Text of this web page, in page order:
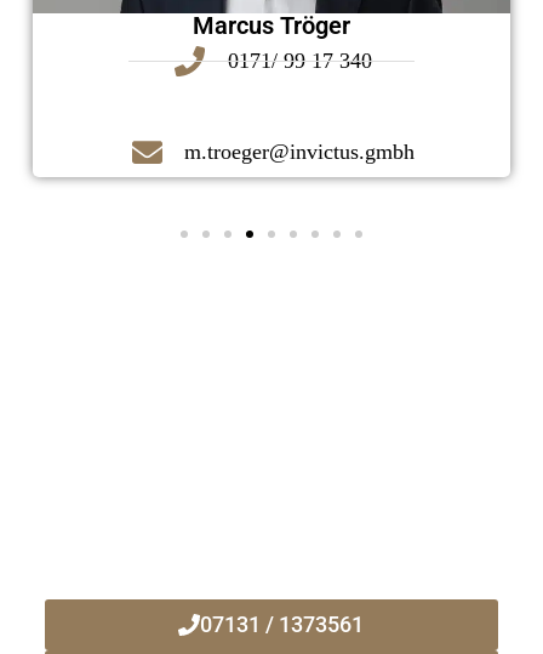
Marcus Tröger
0171/ 99 17 340
m.troeger@invictus.gmbh
07131 / 1373561